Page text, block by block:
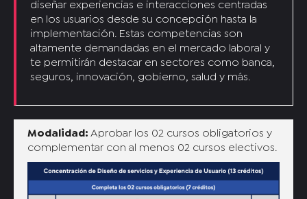
diseñar experiencias e interacciones centradas
en los usuarios desde su concepción hasta la
implementación. Estas competencias son
altamente demandadas en el mercado laboral y
te permitirán destacar en sectores como banca,
seguros, innovación, gobierno, salud y más.
Modalidad: Aprobar los 02 cursos obligatorios y
complementar con al menos 02 cursos electivos.